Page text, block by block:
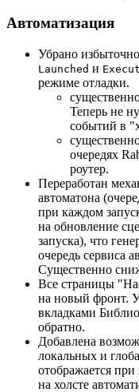
Автоматизация
Убрано
Launched и
режиме отладки.
Теперь не
событий в
очередях
роутер.
Переработан
автоматона
при каждом
на обновление
запуска), что
очередь сервиса
Существенно
Все страницы
на новый фронт.
вкладками
обратно.
Добавлена
локальных и
отображается
на холсте